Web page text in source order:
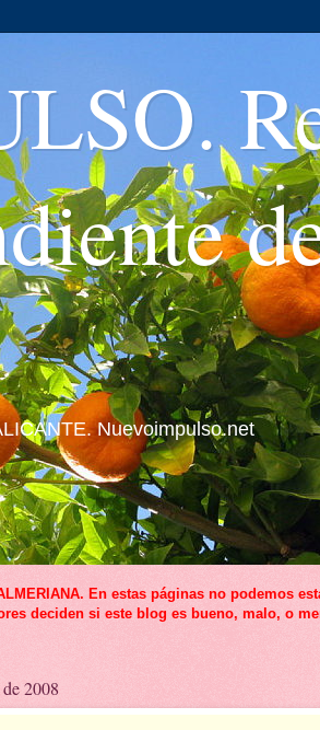
Nuevoimpulso.net
En estas páginas no podemos
deciden si este blog es bueno, malo, o
2008